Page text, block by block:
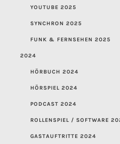
YOUTUBE 2025
SYNCHRON 2025
FUNK & FERNSEHEN 2025
2024
HÖRBUCH 2024
HÖRSPIEL 2024
PODCAST 2024
ROLLENSPIEL / SOFTWARE
GASTAUFTRITTE 2024